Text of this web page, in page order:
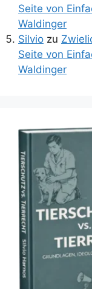
Seite von
Waldinger
Silvio zu
Seite von
Waldinger